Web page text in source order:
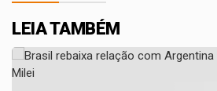
LEIA TAMBÉM